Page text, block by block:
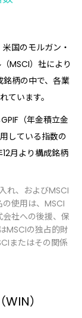
国のモルガン・
MSCI）社により
銘柄の中で、各業
ています。
（年金積立金
している指数の
月より構成銘柄
れ、およびMSCI
使用は、MSCI
社への後援、保
MSCIの独占的財
またはその関係
WIN）